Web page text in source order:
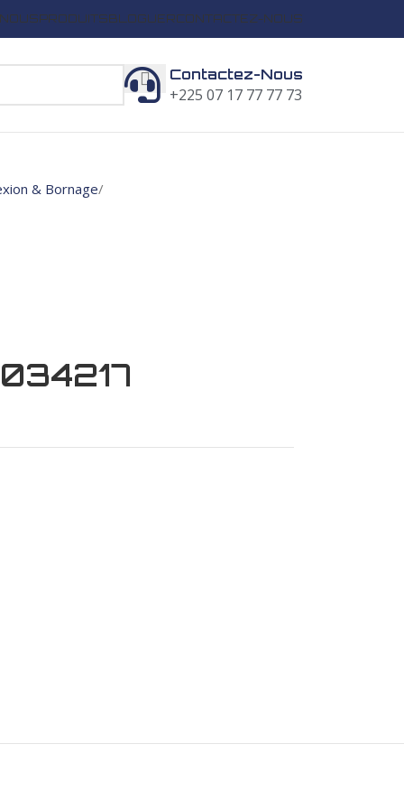
PRODUITSBLOGUERCONTACTEZ-NOUS
Contactez-Nous
+225 07 17 77 77 73
& Bornage
034217